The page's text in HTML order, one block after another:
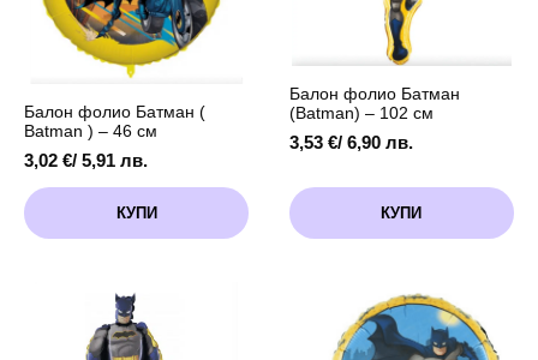
Балон фолио Батман (
Batman ) – 46 см
3,02 €/ 5,91 лв.
КУПИ
Балон фолио Батман
(Batman) – 102 см
3,53 €/ 6,90 лв.
КУПИ